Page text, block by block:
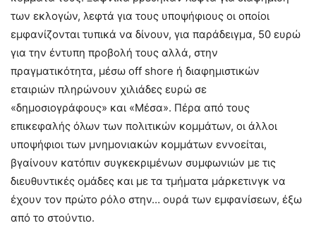
των εκλογών, λεφτά για τους υποψήφιους οι οποίοι
εμφανίζονται τυπικά να δίνουν, για παράδειγμα, 50 ευρώ
για την έντυπη προβολή τους αλλά, στην
πραγματικότητα, μέσω off shore ή διαφημιστικών
εταιριών πληρώνουν χιλιάδες ευρώ σε
«δημοσιογράφους» και «Μέσα». Πέρα από τους
επικεφαλής όλων των πολιτικών κομμάτων, οι άλλοι
υποψήφιοι των μνημονιακών κομμάτων εννοείται,
βγαίνουν κατόπιν συγκεκριμένων συμφωνιών με τις
διευθυντικές ομάδες και με τα τμήματα μάρκετινγκ να
έχουν τον πρώτο ρόλο στην… ουρά των εμφανίσεων, έξω
από το στούντιο.